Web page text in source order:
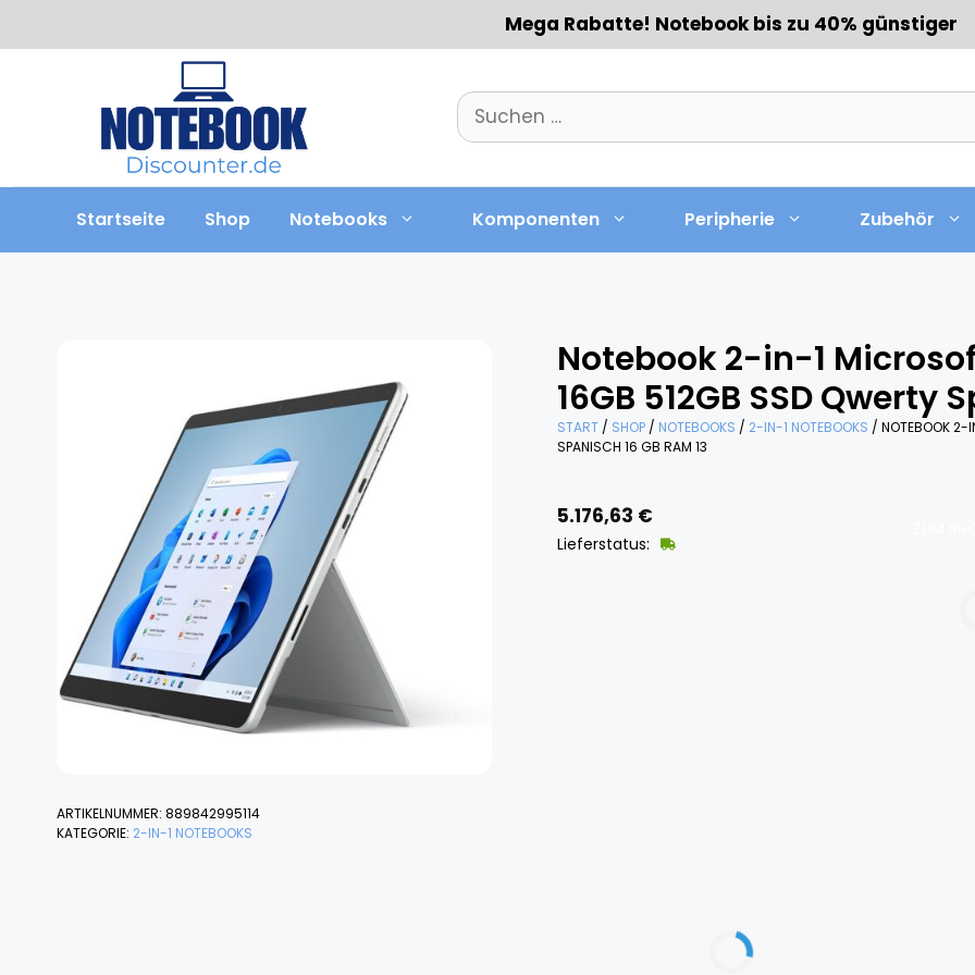
Mega Rabatte! Notebook bis zu 40% günstiger
Suchen
nach:
Startseite Shop Notebooks Komponenten Peripherie Zubehör
ARTIKELNUMMER: 889842995114
KATEGORIE: 2-IN-1 NOTEBOOKS
Notebook 2-in-1
16GB 512GB SSD Qwerty
START / SHOP / NOTEBOOKS / 2-IN-1 NOTEBOOKS / NOTEBOOK 2-
SPANISCH 16 GB RAM 13
5.176,63 €
Lieferstatus: